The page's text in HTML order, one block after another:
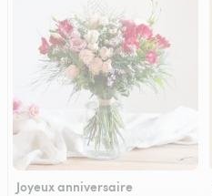
Joyeux anniversaire